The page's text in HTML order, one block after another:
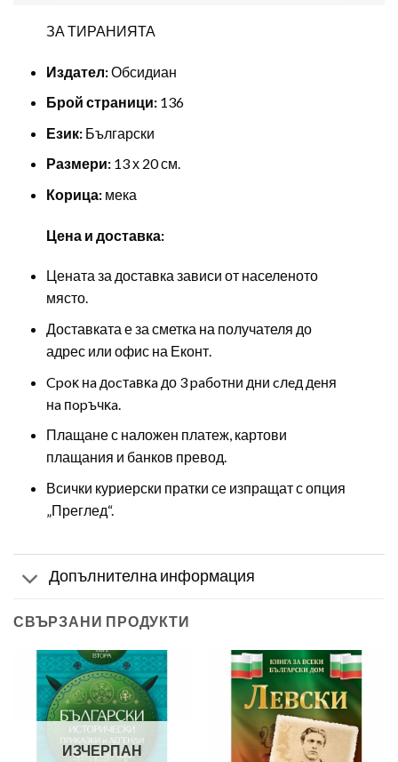
ЗА ТИРАНИЯТА
Издател:Обсидиан
Брой страници:136
Език:Български
Размери: 13 х 20 см.
Корица:мека
Цена и доставка:
Цената за доставка зависи от населеното
място.
Доставката е за сметка на получателя до
адрес или офис на Еконт.
Cpoĸ нa дocтaвĸa до 3 paбoтни дни cлeд дeня
нa пopъчĸa.
Плащане с наложен платеж, картови
плащания и банков превод.
Всички куриерски пратки се изпращат с опция
„Преглед“.
Допълнителна информация
СВЪРЗАНИ ПРОДУКТИ
ИЗЧЕРПАН